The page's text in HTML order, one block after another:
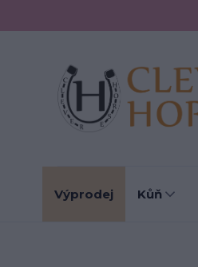
Výprodej Kůň